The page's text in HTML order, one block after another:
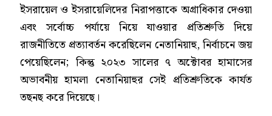
ইসরায়েল ও ইসরায়েলিদের নিরাপত্তাকে অগ্রাধিকার দেওয়া
এবং সর্বোচ্চ পর্যায়ে নিয়ে যাওয়ার প্রতিশ্রুতি দিয়ে
রাজনীতিতে প্রত্যাবর্তন করেছিলেন নেতানিয়াহু, নির্বাচনে জয়
পেয়েছিলেন; কিন্তু ২০২৩ সালের ৭ অক্টোবর হামাসের
অভাবনীয় হামলা নেতানিয়াহুর সেই প্রতিশ্রুতিকে কার্যত
তছনছ করে দিয়েছে।